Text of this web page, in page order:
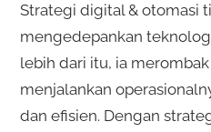
Strategi digital & otomasi
mengedepankan
lebih dari itu, ia
menjalankan
dan efisien. Dengan